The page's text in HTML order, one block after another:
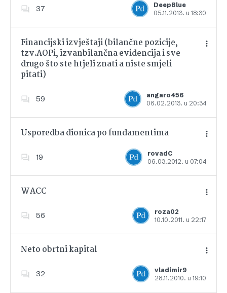
37
DeepBlue
05.11.2013. u 18:30
Dodajte u favorite
Financijski izvještaji (bilančne pozicije,
tzv.AOPi, izvanbilančna evidencija i sve
drugo što ste htjeli znati a niste smjeli
pitati)
59
angaro456
06.02.2013. u 20:34
Usporedba dionica po fundamentima
19
rovadC
06.03.2012. u 07:04
Dodajte u favorite
WACC
56
roza02
10.10.2011. u 22:17
Dodajte u favorite
Neto obrtni kapital
32
vladimir9
28.11.2010. u 19:10
Dodajte u favorite